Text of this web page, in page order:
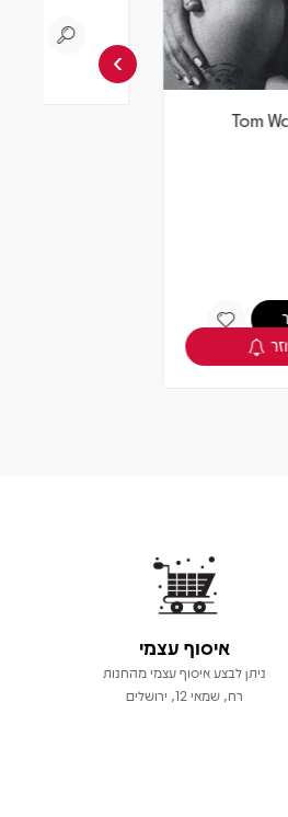
Tom Waits - One From
הוספה לסל
›
איסוף עצמי
ניתן לבצע איסוף עצמי מהחנות
רח, שמאי 12, ירושלים